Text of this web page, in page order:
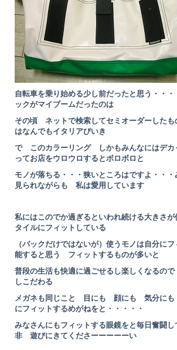
自転車を乗り始める少し前だったと思う・・
ックがマイブームだったのは
その頃 ネットで検索してセミオーダーした
はなんでもイタリアびいき
で このカラーリング しかもみんなにはデ
ってお店をウロウロするとボロボロと
モノが落ちる・・・狭いところはですよ・・
見られながらも 私は愛用しています
私にはこのでか過ぎるといわれ続ける大きさ
タイルにフィットしている
（バックだけではないが） 使うモノは自分に
能すると思う フィットするものが多いと
普段の生活も快適に過ごせるし楽しくなるの
しこだわる
メガネも同じこと 目にも 顔にも 気分に
にフィットするめがねをと・・・・・
みなさんにもフィットする眼鏡をと毎日奮闘
非 遊びにきてくださーーーーーい